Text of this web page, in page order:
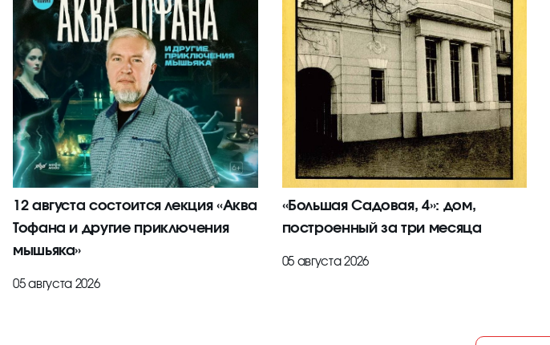
12 августа состоится лекция «Аква
Тофана и другие приключения
мышьяка»
05 августа 2026
«Большая Садовая, 4»: дом,
построенный за три месяца
05 августа 2026